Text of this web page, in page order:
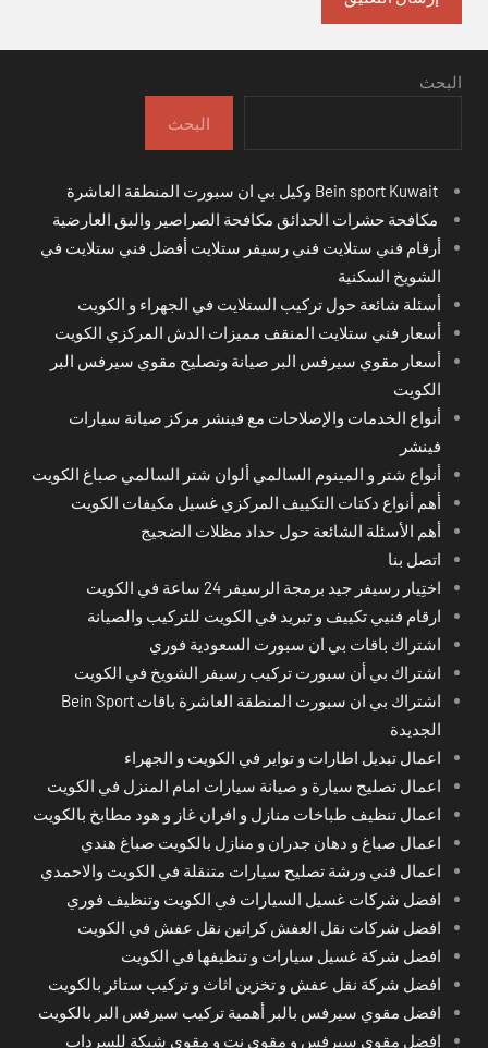
البحث
البحث
مكافحة حشرات الحدائق مكافحة الصراصير والبق العارضية
أرقام فني ستلايت فني رسيفر ستلايت أفضل فني ستلايت في
الشويخ السكنية
أسئلة شائعة حول تركيب الستلايت في الجهراء و الكويت
أسعار فني ستلايت المنقف مميزات الدش المركزي الكويت
أسعار مقوي سيرفس البر صيانة وتصليح مقوي سيرفس البر
الكويت
أنواع الخدمات والإصلاحات مع فينشر مركز صيانة سيارات
فينشر
أنواع شتر و المينوم السالمي ألوان شتر السالمي صباغ الكويت
أهم أنواع دكتات التكييف المركزي غسيل مكيفات الكويت
أهم الأسئلة الشائعة حول حداد مظلات الضجيج
اتصل بنا
اختِيار رسيفر جيد برمجة الرسيفر 24 ساعة في الكويت
ارقام فنيي تكييف و تبريد في الكويت للتركيب والصيانة
اشتراك باقات بي ان سبورت السعودية فوري
اشتراك بي أن سبورت تركيب رسيفر الشويخ في الكويت
اشتراك بي ان سبورت المنطقة العاشرة باقات Bein Sport
الجديدة
اعمال تبديل اطارات و تواير في الكويت و الجهراء
اعمال تصليح سيارة و صيانة سيارات امام المنزل في الكويت
اعمال تنظيف طباخات منازل و افران غاز و هود مطابخ بالكويت
اعمال صباغ و دهان جدران و منازل بالكويت صباغ هندي
اعمال فني ورشة تصليح سيارات متنقلة في الكويت والاحمدي
افضل شركات غسيل السيارات في الكويت وتنظيف فوري
افضل شركات نقل العفش كراتين نقل عفش في الكويت
افضل شركة غسيل سيارات و تنظيفها في الكويت
افضل شركة نقل عفش و تخزين اثاث و تركيب ستائر بالكويت
افضل مقوي سيرفس بالبر أهمية تركيب سيرفس البر بالكويت
افضل مقوي سيرفس و مقوي نت و مقوي شبكة للسرداب